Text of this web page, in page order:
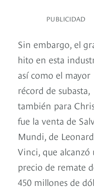
PUBLICIDAD
Sin embargo, el
hito en esta
así como el mayor
récord de subasta,
también para
fue la venta de
Mundi, de
Vinci, que alcanzó
precio de remate
450 millones de